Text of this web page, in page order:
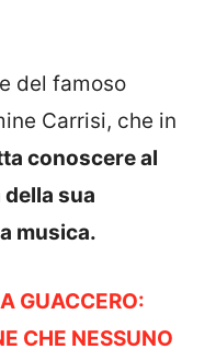
del famoso
Carrisi, che in
conoscere al
sua
musica.
GUACCERO:
CHE NESSUNO